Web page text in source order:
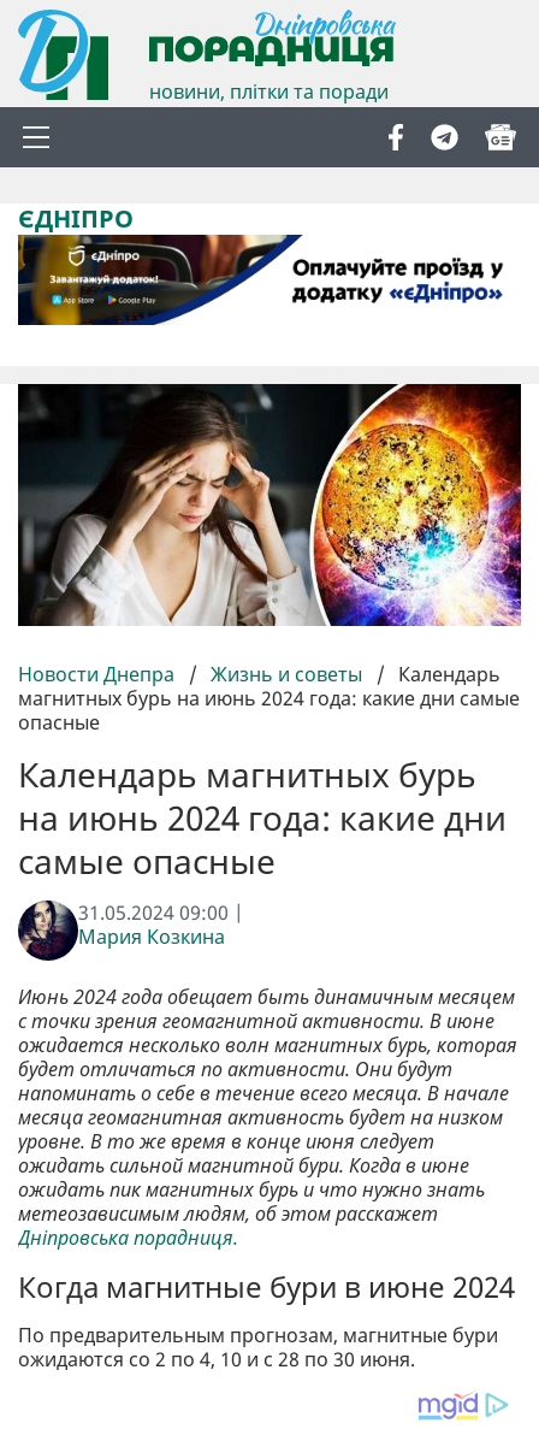
новини, плітки та поради
ЄДНІПРО
Новости Днепра / Жизнь и советы / Календарь
магнитных бурь на июнь 2024 года: какие дни самые
опасные
Календарь магнитных бурь
на июнь 2024 года: какие дни
самые опасные
31.05.2024 09:00 |
Мария Козкина
Июнь 2024 года обещает быть динамичным месяцем
с точки зрения геомагнитной активности. В июне
ожидается несколько волн магнитных бурь, которая
будет отличаться по активности. Они будут
напоминать о себе в течение всего месяца. В начале
месяца геомагнитная активность будет на низком
уровне. В то же время в конце июня следует
ожидать сильной магнитной бури. Когда в июне
ожидать пик магнитных бурь и что нужно знать
метеозависимым людям, об этом расскажет
Дніпровська порадниця.
Когда магнитные бури в июне 2024
По предварительным прогнозам, магнитные бури
ожидаются со 2 по 4, 10 и с 28 по 30 июня.